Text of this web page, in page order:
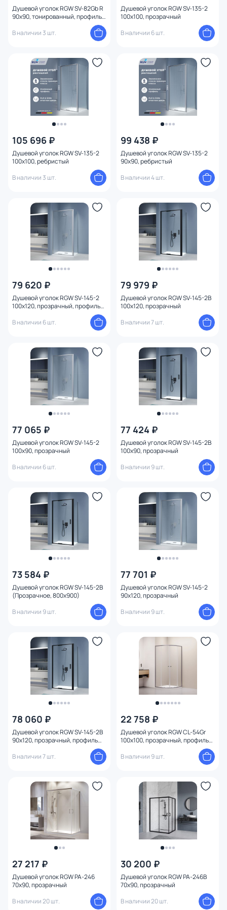
Душевой уголок RGW SV-82Gb R
90х90, тонированный, профиль
В наличии 3 шт.
Душевой уголок RGW SV-135-2
100x100, прозрачный
В наличии 6 шт.
105 696 ₽
Душевой уголок RGW SV-135-2
100х100, ребристый
В наличии 3 шт.
99 438 ₽
Душевой уголок RGW SV-135-2
90х90, ребристый
В наличии 4 шт.
79 620 ₽
Душевой уголок RGW SV-145-2
100x120, прозрачный, профиль
В наличии 6 шт.
79 979 ₽
Душевой уголок RGW SV-145-2B
100x120, прозрачный
В наличии 7 шт.
77 065 ₽
Душевой уголок RGW SV-145-2
100x90, прозрачный
В наличии 6 шт.
77 424 ₽
Душевой уголок RGW SV-145-2B
100x90, прозрачный
В наличии 9 шт.
73 584 ₽
Душевой уголок RGW SV-145-2B
(Прозрачное, 800x900)
В наличии 9 шт.
77 701 ₽
Душевой уголок RGW SV-145-2
90x120, прозрачный
В наличии 9 шт.
78 060 ₽
Душевой уголок RGW SV-145-2B
90x120, прозрачный, профиль
В наличии 7 шт.
22 758 ₽
Душевой уголок RGW CL-54Gr
100x100, прозрачный, профиль
В наличии 9 шт.
27 217 ₽
Душевой уголок RGW PA-246
70x90, прозрачный
В наличии 20 шт.
30 200 ₽
Душевой уголок RGW PA-246B
70x90, прозрачный
В наличии 20 шт.
Поддон
Цвет профиля
Ширина (см)
Высота (см)
Диаметр (см)
Ориентация